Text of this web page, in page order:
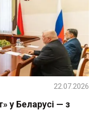
у Беларусі — з
22.07.2026